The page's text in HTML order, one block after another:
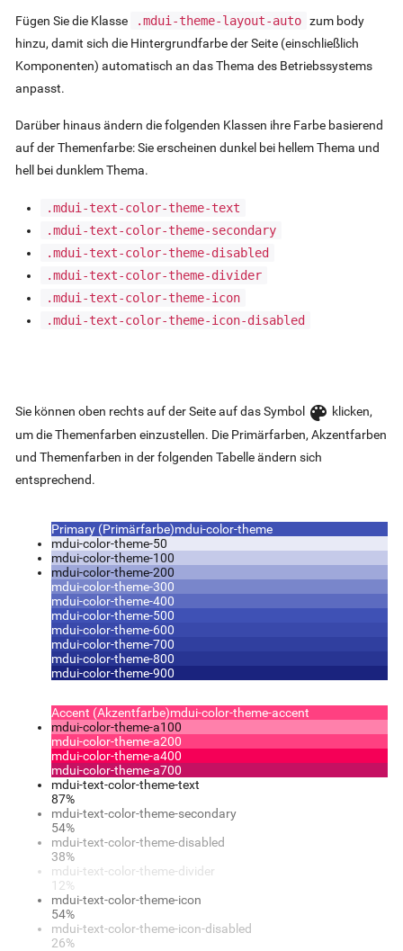
Fügen Sie die Klasse .mdui-theme-layout-auto zum body
hinzu, damit sich die Hintergrundfarbe der Seite (einschließlich
Komponenten) automatisch an das Thema des Betriebssystems
anpasst.
Darüber hinaus ändern die folgenden Klassen ihre Farbe basierend
auf der Themenfarbe: Sie erscheinen dunkel bei hellem Thema und
hell bei dunklem Thema.
.mdui-text-color-theme-text
.mdui-text-color-theme-secondary
.mdui-text-color-theme-disabled
.mdui-text-color-theme-divider
.mdui-text-color-theme-icon
.mdui-text-color-theme-icon-disabled
Sie können oben rechts auf der Seite auf das Symbol color_lens klicken,
um die Themenfarben einzustellen. Die Primärfarben, Akzentfarben
und Themenfarben in der folgenden Tabelle ändern sich
entsprechend.
Primary (Primärfarbe)mdui-color-theme
mdui-color-theme-50
mdui-color-theme-100
mdui-color-theme-200
mdui-color-theme-300
mdui-color-theme-400
mdui-color-theme-500
mdui-color-theme-600
mdui-color-theme-700
mdui-color-theme-800
mdui-color-theme-900
Accent (Akzentfarbe)mdui-color-theme-accent
mdui-color-theme-a100
mdui-color-theme-a200
mdui-color-theme-a400
mdui-color-theme-a700
mdui-text-color-theme-text
87%
mdui-text-color-theme-secondary
54%
mdui-text-color-theme-disabled
38%
mdui-text-color-theme-divider
12%
mdui-text-color-theme-icon
54%
mdui-text-color-theme-icon-disabled
26%